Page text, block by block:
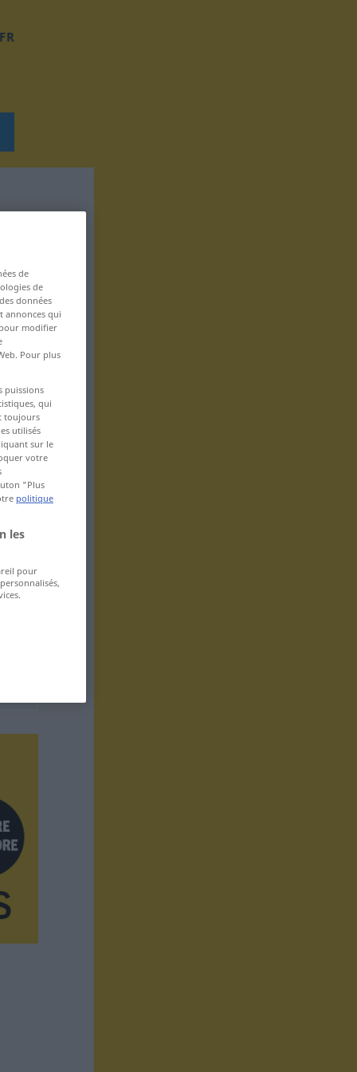
FR
de
de
données
annonces qui
modifier
Pour plus
puissions
qui
toujours
utilisés
sur le
votre
"Plus
politique
les
pour